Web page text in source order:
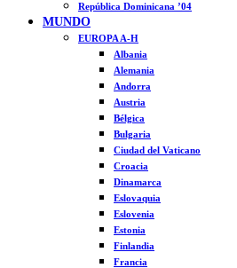
República Dominicana ’04
MUNDO
EUROPA A-H
Albania
Alemania
Andorra
Austria
Bélgica
Bulgaria
Ciudad del Vaticano
Croacia
Dinamarca
Eslovaquia
Eslovenia
Estonia
Finlandia
Francia